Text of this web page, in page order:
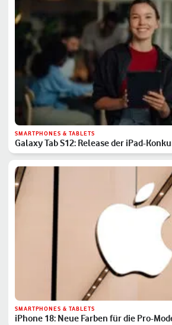
SMARTPHONES & TABLETS
Galaxy Tab S12: Release der iPad-
SMARTPHONES & TABLETS
iPhone 18: Neue Farben für die Pro-